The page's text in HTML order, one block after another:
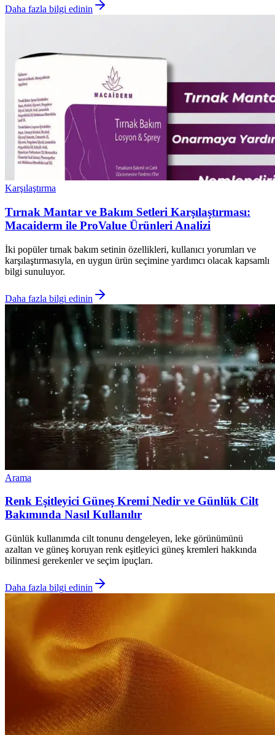
Daha fazla bilgi edinin
Karşılaştırma
Tırnak Mantar ve Bakım Setleri Karşılaştırması:
Macaiderm ile ProValue Ürünleri Analizi
İki popüler tırnak bakım setinin özellikleri, kullanıcı yorumları ve
karşılaştırmasıyla, en uygun ürün seçimine yardımcı olacak kapsamlı
bilgi sunuluyor.
Daha fazla bilgi edinin
Arama
Renk Eşitleyici Güneş Kremi Nedir ve Günlük Cilt
Bakımında Nasıl Kullanılır
Günlük kullanımda cilt tonunu dengeleyen, leke görünümünü
azaltan ve güneş koruyan renk eşitleyici güneş kremleri hakkında
bilinmesi gerekenler ve seçim ipuçları.
Daha fazla bilgi edinin